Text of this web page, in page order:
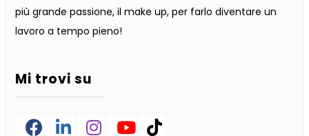
più grande passione, il make up, per farlo diventare un
lavoro a tempo pieno!
Mi trovi su
Facebook
LinkedIn
InstagramYouTube
TikTok